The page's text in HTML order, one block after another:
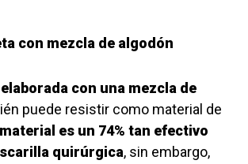
con mezcla de algodón
con una mezcla de
puede resistir como material de
es un 74% tan efectivo
quirúrgica, sin embargo,